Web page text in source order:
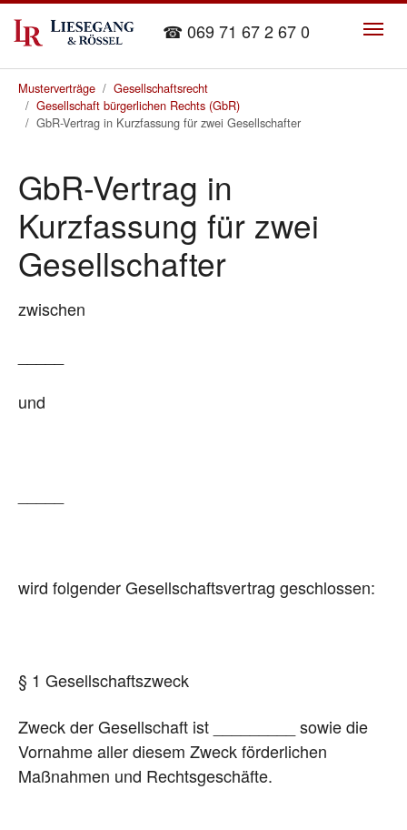
Skip to main content
☎ 069 71 67 2 67 0
You are here:
Musterverträge
Gesellschaftsrecht
Gesellschaft bürgerlichen Rechts (GbR)
GbR-Vertrag in Kurzfassung für zwei Gesellschafter
GbR-Vertrag in
Kurzfassung für zwei
Gesellschafter
zwischen
und
wird folgender Gesellschaftsvertrag geschlossen:
§ 1 Gesellschaftszweck
Zweck der Gesellschaft ist _________ sowie die
Vornahme aller diesem Zweck förderlichen
Maßnahmen und Rechtsgeschäfte.